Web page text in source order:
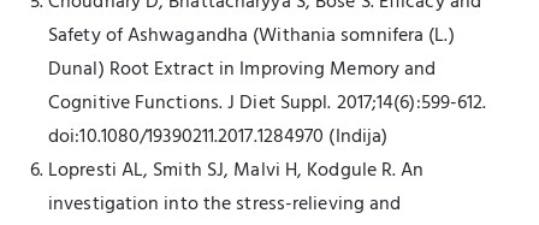
Safety of Ashwagandha (Withania somnifera (L.)
Dunal) Root Extract in Improving Memory and
Cognitive Functions. J Diet Suppl. 2017;14(6):599-612.
doi:10.1080/19390211.2017.1284970 (Indija)
Lopresti AL, Smith SJ, Malvi H, Kodgule R. An
investigation into the stress-relieving and